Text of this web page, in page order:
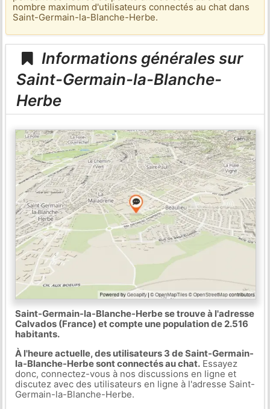
nombre maximum d'utilisateurs connectés au chat dans
Saint-Germain-la-Blanche-Herbe.
Informations générales sur
Saint-Germain-la-Blanche-
Herbe
Saint-Germain-la-Blanche-Herbe se trouve à l'adresse
Calvados (France) et compte une population de 2.516
habitants.
À l'heure actuelle, des utilisateurs 3 de Saint-Germain-
la-Blanche-Herbe sont connectés au chat.Essayez
donc, connectez-vous à nos discussions en ligne et
discutez avec des utilisateurs en ligne à l'adresse Saint-
Germain-la-Blanche-Herbe.